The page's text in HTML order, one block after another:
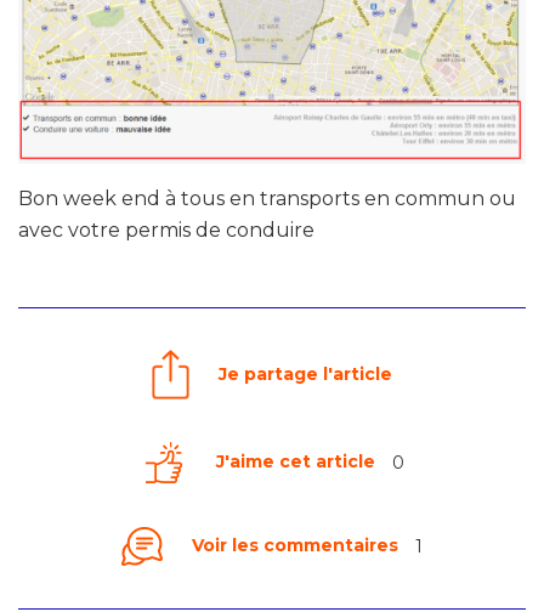
Bon week end à tous en transports en commun ou
avec votre permis de conduire
Je partage l'article
J'aime cet article 0
Voir les commentaires 1